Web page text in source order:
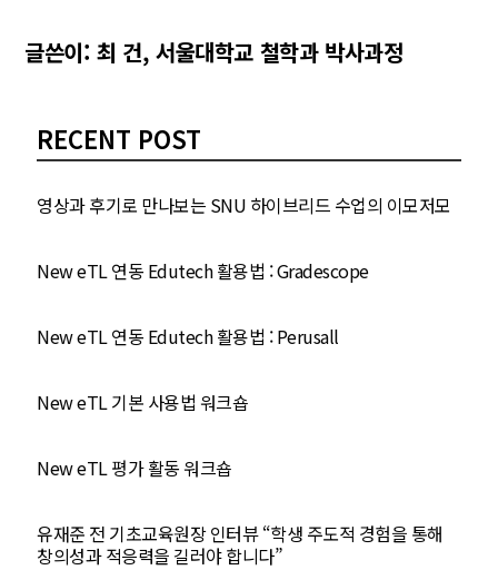
글쓴이: 최 건, 서울대학교 철학과 박사과정
RECENT POST
영상과 후기로 만나보는 SNU 하이브리드 수업의 이모저모
New eTL 연동 Edutech 활용법 : Gradescope
New eTL 연동 Edutech 활용법 : Perusall
New eTL 기본 사용법 워크숍
New eTL 평가 활동 워크숍
유재준 전 기초교육원장 인터뷰 “학생 주도적 경험을 통해
창의성과 적응력을 길러야 합니다”